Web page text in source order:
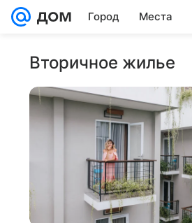
Город Места
Вторичное жилье